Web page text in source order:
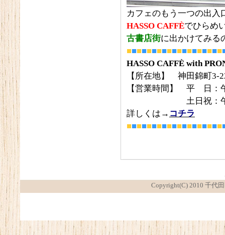
カフェのもう一つの出入
HASSO CAFFÈでひらめ
古書店街に出かけてみる
■■■■■■■■■■■■■■■■■■■
HASSO CAFFÈ
【所在地】 神田錦町
【営業時間】 平 日：
土日祝：午前10時
詳しくは→ コチラ
■■■■■■■■■■■■■■■■■■■
Copyright(C) 2010 千代